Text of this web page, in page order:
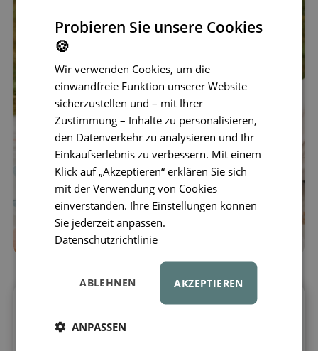
die ersten Bauchlage-Momente in ein
Probieren Sie unsere Cookies
🍪
Wir verwenden Cookies, um die
einwandfreie Funktion unserer Website
sicherzustellen und – mit Ihrer
Zustimmung – Inhalte zu personalisieren,
den Datenverkehr zu analysieren und Ihr
Einkaufserlebnis zu verbessern. Mit einem
Klick auf „Akzeptieren“ erklären Sie sich
mit der Verwendung von Cookies
einverstanden. Ihre Einstellungen können
Sie jederzeit anpassen.
Datenschutzrichtlinie
AKZEPTIEREN
ABLEHNEN
ANPASSEN